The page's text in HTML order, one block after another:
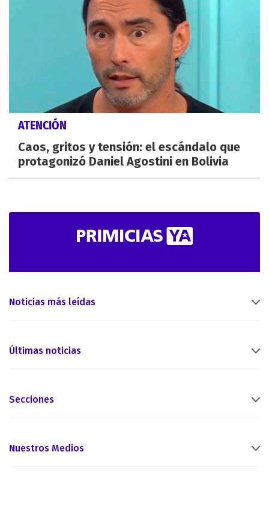
ATENCIÓN
Caos, gritos y tensión: el escándalo que
protagonizó Daniel Agostini en Bolivia
Noticias más leídas
Últimas noticias
Secciones
Nuestros Medios